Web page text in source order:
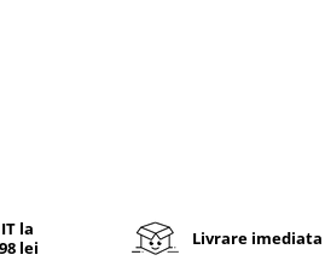
la
lei
Livrare